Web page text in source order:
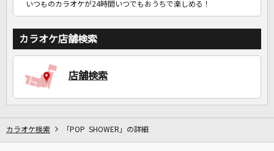
いつものカラオケが24時間いつでもおうちで楽しめる！
カラオケ店舗検索
店舗検索
カラオケ検索 「POP SHOWER」の詳細